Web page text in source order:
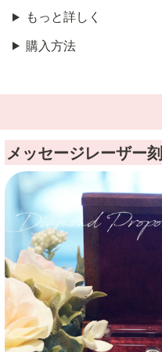
もっと詳しく
購入方法
メッセージレーザー